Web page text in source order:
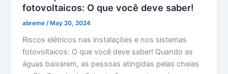
fotovoltaicos: O que você deve saber!
abreme/ May 20, 2024
Riscos elétricos nas instalações e nos sistemas
fotovoltaicos: O que você deve saber! Quando as
águas baixarem, as pessoas atingidas pelas cheias